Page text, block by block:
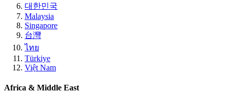
대한민국
Malaysia
Singapore
台灣
ไทย
Türkiye
Việt Nam
Africa & Middle East